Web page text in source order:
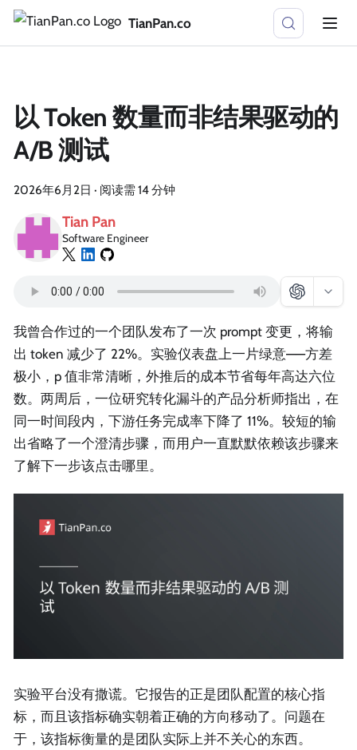
TianPan.co
以 Token 数量而非结果驱动的
A/B 测试
2026年6月2日 · 阅读需 14 分钟
Tian Pan
Software Engineer
我曾合作过的一个团队发布了一次 prompt 变更，将输
出 token 减少了 22%。实验仪表盘上一片绿意——方差
极小，p 值非常清晰，外推后的成本节省每年高达六位
数。两周后，一位研究转化漏斗的产品分析师指出，在
同一时间段内，下游任务完成率下降了 11%。较短的输
出省略了一个澄清步骤，而用户一直默默依赖该步骤来
了解下一步该点击哪里。
实验平台没有撒谎。它报告的正是团队配置的核心指
标，而且该指标确实朝着正确的方向移动了。问题在
于，该指标衡量的是团队实际上并不关心的东西。